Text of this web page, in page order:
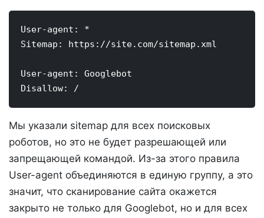
User-agent: *
Sitemap: https://site.com/sitemap.xml
User-agent: Googlebot
Disallow: /
Мы указали sitemap для всех поисковых
роботов, но это не будет разрешающей или
запрещающей командой. Из-за этого правила
User-agent объединяются в единую группу, а это
значит, что сканирование сайта окажется
закрыто не только для Googlebot, но и для всех